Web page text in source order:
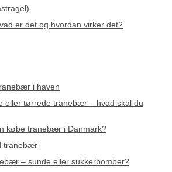
er det og hvordan virker det?
i haven
eller tørrede tranebær – hvad skal du
købe tranebær i Danmark?
tranebær
– sunde eller sukkerbomber?